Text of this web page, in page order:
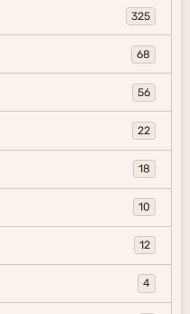
325
68
56
22
18
10
12
4